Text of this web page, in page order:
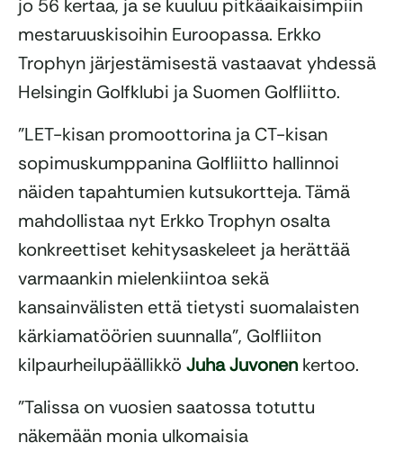
jo 56 kertaa, ja se kuuluu pitkäaikaisimpiin
mestaruuskisoihin Euroopassa. Erkko
Trophyn järjestämisestä vastaavat yhdessä
Helsingin Golfklubi ja Suomen Golfliitto.
”LET-kisan promoottorina ja CT-kisan
sopimuskumppanina Golfliitto hallinnoi
näiden tapahtumien kutsukortteja. Tämä
mahdollistaa nyt Erkko Trophyn osalta
konkreettiset kehitysaskeleet ja herättää
varmaankin mielenkiintoa sekä
kansainvälisten että tietysti suomalaisten
kärkiamatöörien suunnalla”, Golfliiton
kilpaurheilupäällikkö Juha Juvonenkertoo.
”Talissa on vuosien saatossa totuttu
näkemään monia ulkomaisia